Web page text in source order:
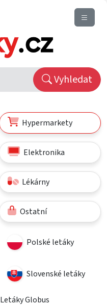
Vyhledat
Hypermarkety
Elektronika
Lékárny
Ostatní
Polské letáky
Slovenské letáky
Letáky Globus